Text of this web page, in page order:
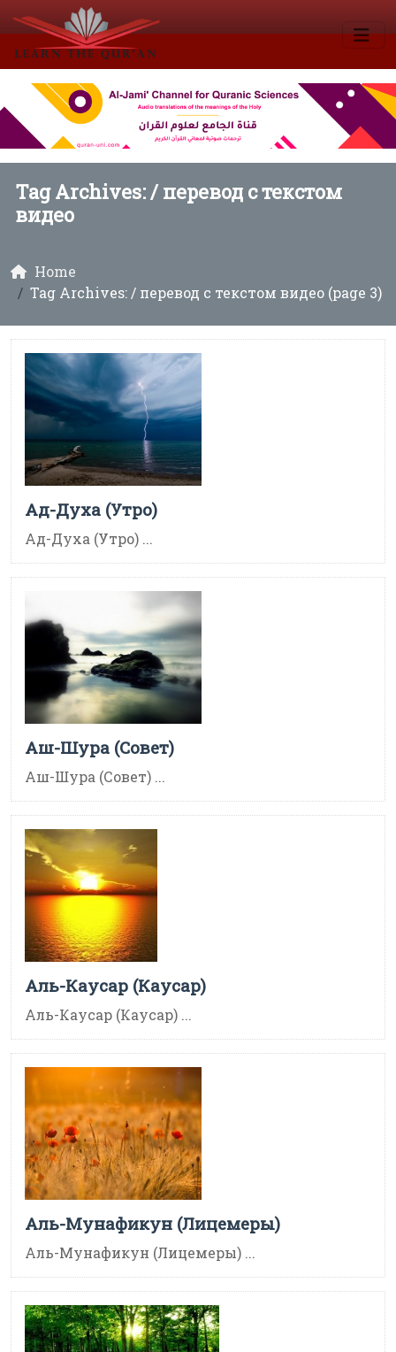
Tag Archives: /перевод с текстом
видео
Home
Tag Archives: / перевод с текстом видео (page 3)
Ад-Духа (Утро)
Ад-Духа (Утро) ...
Аш-Шура (Совет)
Аш-Шура (Совет) ...
Аль-Каусар (Каусар)
Аль-Каусар (Каусар) ...
Аль-Мунафикун (Лицемеры)
Аль-Мунафикун (Лицемеры) ...